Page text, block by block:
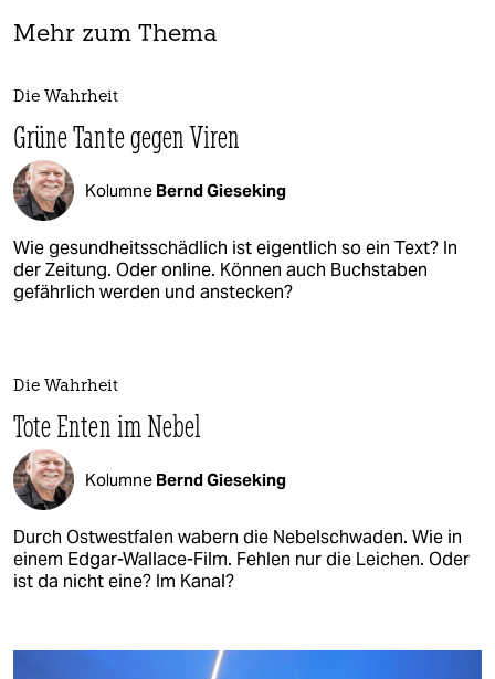
Mehr zum Thema
Die Wahrheit
Grüne Tante gegen Viren
Kolumne Bernd Gieseking
Wie gesundheitsschädlich ist eigentlich so ein Text? In
der Zeitung. Oder online. Können auch Buchstaben
gefährlich werden und anstecken?
Die Wahrheit
Tote Enten im Nebel
Kolumne Bernd Gieseking
Durch Ostwestfalen wabern die Nebelschwaden. Wie in
einem Edgar-Wallace-Film. Fehlen nur die Leichen. Oder
ist da nicht eine? Im Kanal?